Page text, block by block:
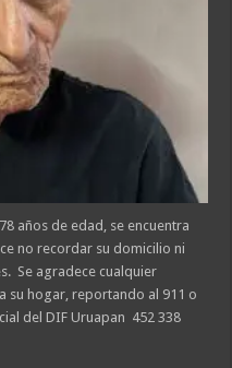
años de edad, se encuentra
no recordar su domicilio ni
Se agradece cualquier
su hogar, reportando al 911 o
del DIF Uruapan 452 338